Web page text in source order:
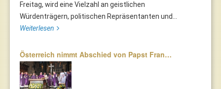
Freitag, wird eine Vielzahl an geistlichen
Würdenträgern, politischen Repräsentanten und...
Weiterlesen
Österreich nimmt Abschied von Papst Fran…